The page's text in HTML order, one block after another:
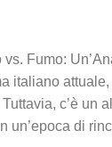
vs. Fumo:
italiano
c’è un
un’epoca di